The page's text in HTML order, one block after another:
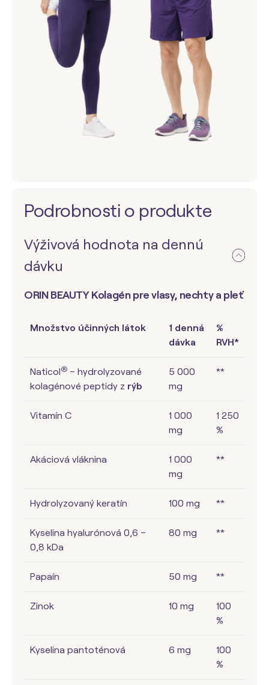
Podrobnosti o produkte
Výživová hodnota na dennú
dávku
ORIN BEAUTY Kolagén pre vlasy, nechty a pleť
Množstvo účinných látok
1 denná
dávka
%
RVH*
Naticol® – hydrolyzované
kolagénové peptidy z rýb
5 000
mg
**
Vitamín C
1 000
mg
1 250
%
Akáciová vláknina
1 000
mg
**
Hydrolyzovaný keratín 100 mg **
Kyselina hyalurónová 0,6 –
0,8 kDa
80 mg **
Papaín 50 mg **
Zinok 10 mg
100
%
Kyselina pantoténová 6 mg
100
%